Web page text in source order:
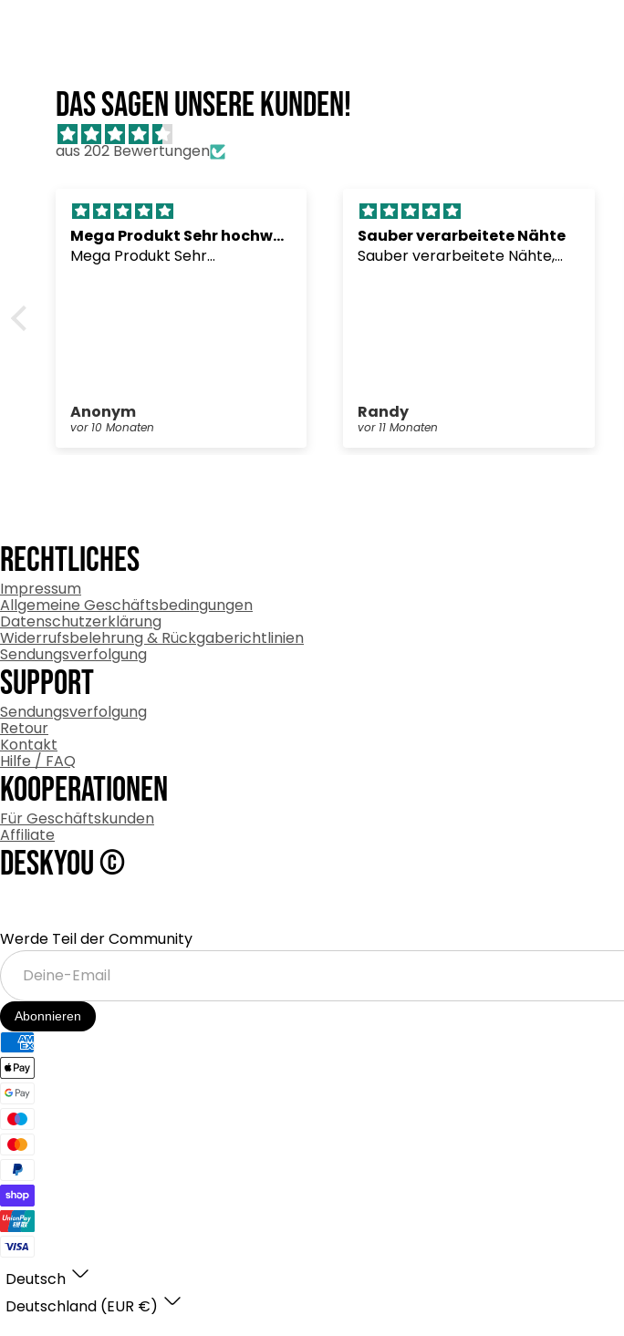
Das sagen unsere Kunden!
aus 202 Bewertungen
Mega Produkt Sehr hochwertig undLieferung war
Mega Produkt Sehr
Anonym
vor 10 Monaten
Sauber verarbeitete Nähte
Sauber verarbeitete Nähte,
Randy
vor 11 Monaten
RECHTLICHES
Impressum
Allgemeine Geschäftsbedingungen
Datenschutzerklärung
Widerrufsbelehrung & Rückgaberichtlinien
Sendungsverfolgung
Support
Sendungsverfolgung
Retour
Kontakt
Hilfe / FAQ
Kooperationen
Für Geschäftskunden
Affiliate
DESKYOU ©
Werde Teil der Community
Deine-
Email
Abonnieren
Deutsch
Deutschland (EUR €)